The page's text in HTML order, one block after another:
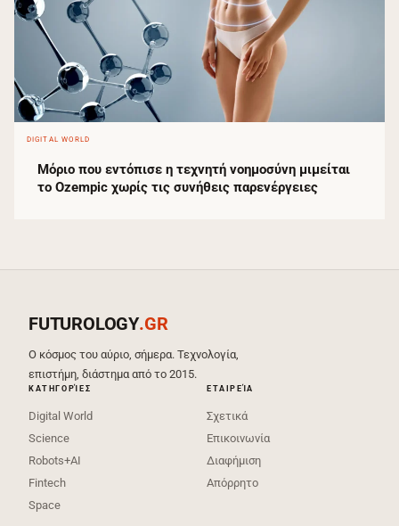
DIGITAL WORLD
Μόριο που εντόπισε η τεχνητή νοημοσύνη μιμείται
το Ozempic χωρίς τις συνήθεις παρενέργειες
FUTUROLOGY.GR
Ο κόσμος του αύριο, σήμερα. Τεχνολογία,
επιστήμη, διάστημα από το 2015.
ΚΑΤΗΓΟΡΊΕΣ
Digital World
Science
Robots+AI
Fintech
Space
ΕΤΑΙΡΕΊΑ
Σχετικά
Επικοινωνία
Διαφήμιση
Απόρρητο